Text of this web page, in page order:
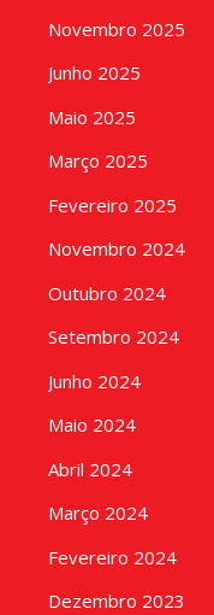
Novembro 2025
Junho 2025
Maio 2025
Março 2025
Fevereiro 2025
Novembro 2024
Outubro 2024
Setembro 2024
Junho 2024
Maio 2024
Abril 2024
Março 2024
Fevereiro 2024
Dezembro 2023